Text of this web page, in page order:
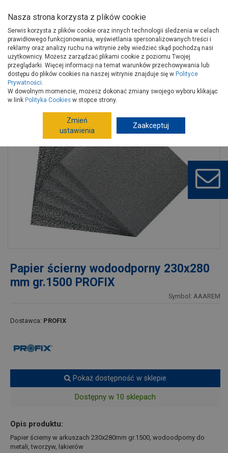
Strona główna Narzędzia
Narzędzia ręczne, warsztat
Materiały ścierne
Arkusze
Papier ścierny wodoodporny 230x280 mm gr.1500 PROFIX
Papier ścierny wodoodporny 230x280
mm gr.1500 PROFIX
Symbol: AAAREM
Dostawca: PROFIX
Pokaż dostępność w sklepie
Dostępny w 10 sklepach
Opis produktu:
Papier ścierny w arkuszach 230x280mm gr.1500, wodoodporny do
metali, tworzyw, lakierów
Nasza strona korzysta z plików cookie
Serwis korzysta z plików cookie oraz innych technologii śledzenia w celach
prawidłowego funkcjonowania, wyświetlania spersonalizowanych treści i
reklamy oraz analizy ruchu na witrynie żeby wiedzieć skąd pochodzą nasi
użytkownicy. Możesz zarządzać plikami cookie z poziomu Twojej
przeglądarki. Więcej informacji na temat warunków przechowywania lub
dostępu do plików cookies na naszej witrynie znajduje się w Polityce
Prywatności.
W dowolnym momencie, możesz dokonać zmiany swojego wyboru klikając
w link Polityka Cookies w stopce strony.
Zmień
ustawienia
Zaakceptuj